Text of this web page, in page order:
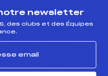
newsletter
des clubs et des Équipes